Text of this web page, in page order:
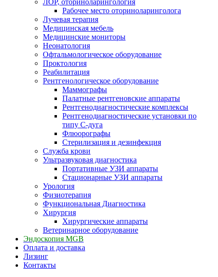
ЛОР, оториноларингология
Рабочее место оториноларинголога
Лучевая терапия
Медицинская мебель
Медицинские мониторы
Неонатология
Офтальмологическое оборудование
Проктология
Реабилитация
Рентгенологическое оборудование
Маммографы
Палатные рентгеновские аппараты
Рентгенодиагностические комплексы
Рентгенодиагностические установки по
типу С-дуга
Флюорографы
Стерилизация и дезинфекция
Служба крови
Ультразвуковая диагностика
Портативные УЗИ аппараты
Стационарные УЗИ аппараты
Урология
Физиотерапия
Функциональная Диагностика
Хирургия
Хирургические аппараты
Ветеринарное оборудование
Эндоскопия MGB
Оплата и доставка
Лизинг
Контакты